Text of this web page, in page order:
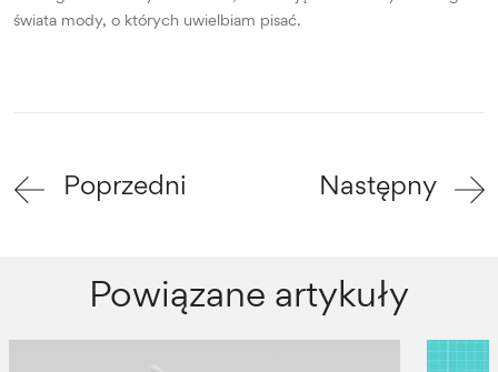
świata mody, o których uwielbiam pisać.
Poprzedni Następny
Powiązane artykuły